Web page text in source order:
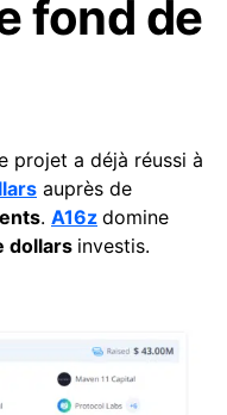
fond de
projet a déjà réussi à
auprès de
. A16z domine
dollars investis.